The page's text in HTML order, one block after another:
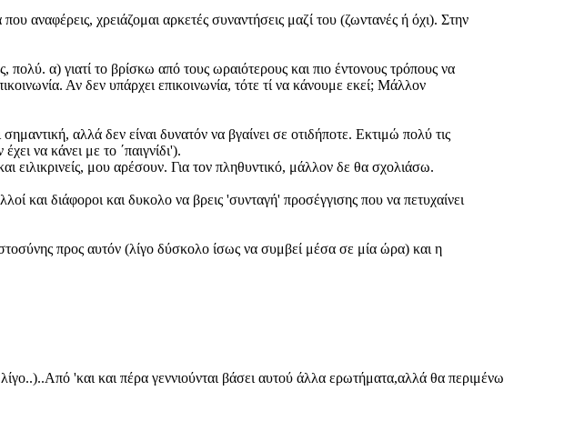
χρειάζομαι αρκετές συναντήσεις μαζί του (ζωντανές ή όχι). Στην
α) γιατί το βρίσκω από τους ωραιότερους και πιο έντονους τρόπους να
Αν δεν υπάρχει επικοινωνία, τότε τί να κάνουμε εκεί; Μάλλον
αλλά δεν είναι δυνατόν να βγαίνει σε οτιδήποτε. Εκτιμώ πολύ τις
να κάνει με το ΄παιγνίδι').
ειλικρινείς, μου αρέσουν. Για τον πληθυντικό, μάλλον δε θα σχολιάσω.
και διάφοροι και δυκολο να βρεις 'συνταγή' προσέγγισης που να πετυχαίνει
προς αυτόν (λίγο δύσκολο ίσως να συμβεί μέσα σε μία ώρα) και η
'και και πέρα γεννιούνται βάσει αυτού άλλα ερωτήματα,αλλά θα περιμένω